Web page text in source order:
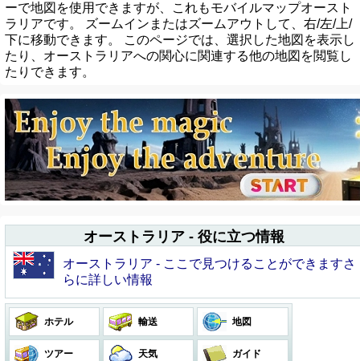
ーで地図を使用できますが、これもモバイルマップオースト
ラリアです。 ズームインまたはズームアウトして、右/左/上/
下に移動できます。 このページでは、選択した地図を表示し
たり、オーストラリアへの関心に関連する他の地図を閲覧し
たりできます。
オーストラリア - 役に立つ情報
オーストラリア - ここで見つけることができますさ
らに詳しい情報
ホテル 輸送 地図
ツアー 天気 ガイド